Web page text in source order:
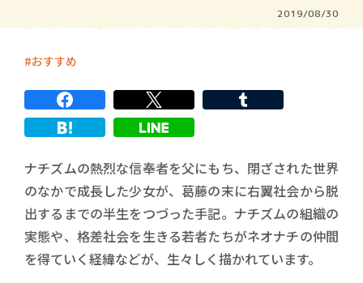
2019/08/30
おすすめ
ナチズムの熱烈な信奉者を父にもち、閉ざされた世界
のなかで成長した少女が、葛藤の末に右翼社会から脱
出するまでの半生をつづった手記。ナチズムの組織の
実態や、格差社会を生きる若者たちがネオナチの仲間
を得ていく経緯などが、生々しく描かれています。